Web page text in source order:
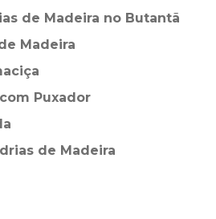
de Madeira no Butantã
Madeira
Puxador
de Madeira